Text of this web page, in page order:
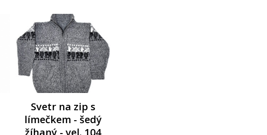
Svetr na zip s
límečkem - šedý
žíhaný - vel. 104